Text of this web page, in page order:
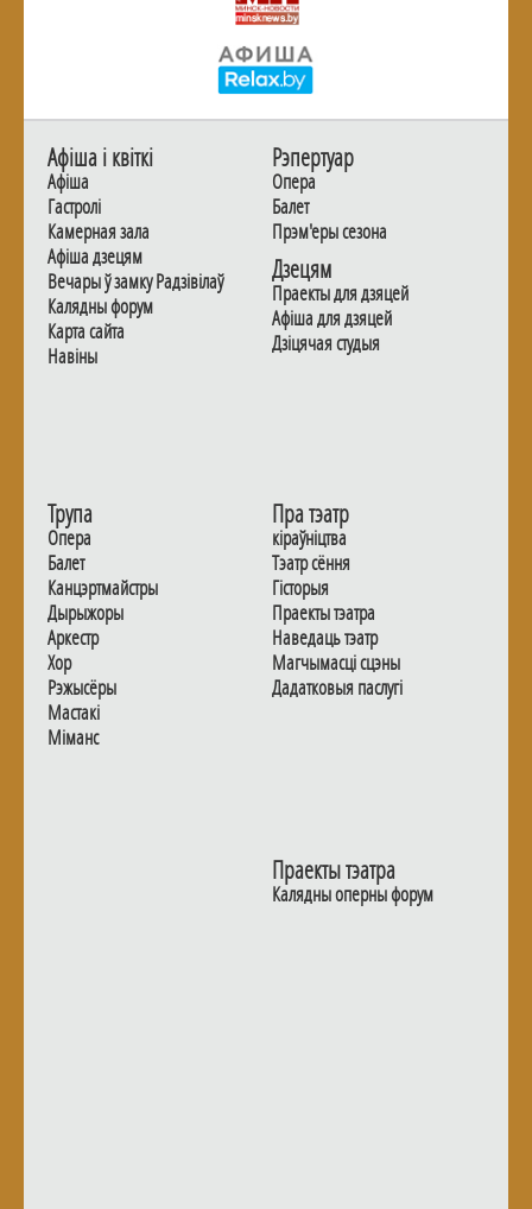
Афiша i квiткi
Афiша
Гастролi
Камерная зала
Афiша дзецям
Вечары ў замку Радзiвiлаў
Калядны форум
Карта сайта
Навiны
Рэпертуар
Опера
Балет
Прэм'еры сезона
Дзецям
Праекты для дзяцей
Афiша для дзяцей
Дзiцячая студыя
Трупа
Опера
Балет
Канцэртмайстры
Дырыжоры
Аркестр
Хор
Рэжысёры
Мастакі
Мiманс
Пра тэатр
кіраўніцтва
Тэатр сёння
Гiсторыя
Праекты тэатра
Наведаць тэатр
Магчымасцi сцэны
Дадаткoвыя паслугi
Праекты тэатра
Калядны оперны форум